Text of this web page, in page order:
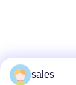
sales